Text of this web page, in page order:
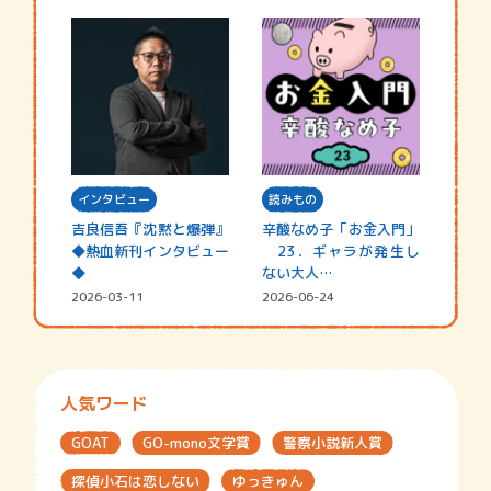
インタビュー
吉良信吾『沈黙と爆弾』
◆熱血新刊インタビュー
◆
2026-03-11
読みもの
辛酸なめ子「お金入門」
23．ギャラが発生し
ない大人…
2026-06-24
人気ワード
GOAT GO-mono文学賞
警察小説新人賞
探偵小石は恋しない
ゆっきゅん